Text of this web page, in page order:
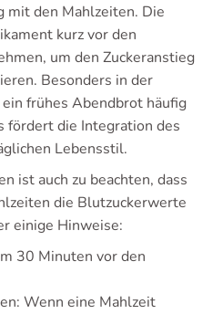
mit den Mahlzeiten. Die
kurz vor den
um den Zuckeranstieg
Besonders in der
frühes Abendbrot häufig
fördert die Integration des
Lebensstil.
ist auch zu beachten, dass
die Blutzuckerwerte
einige Hinweise:
30 Minuten vor den
Wenn eine Mahlzeit